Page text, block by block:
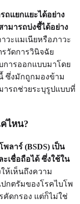
ถแยกแยะได้อย่าง
มารถบ่งชี้ได้อย่าง
ะแมเนียหรือภาวะ
วัดการวินิจฉัย
การออกแบบมาโดย
ซึ่งมักถูกมองข้าม
ารถช่วยระบุรูปแบบที่
ไหน?
ลาร์ (BSDS) เป็น
เชื่อถือได้ ซึ่งใช้ใน
ห้เห็นถึงความ
กตรัมของโรคไบโพ
คัดกรอง แต่ก็ไม่ใช่